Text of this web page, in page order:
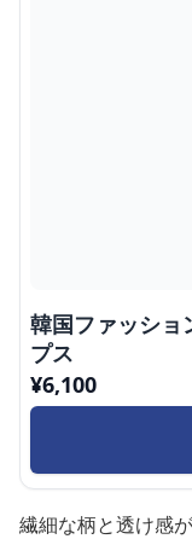
韓国ファッショ
プス
¥6,100
繊細な柄と透け感